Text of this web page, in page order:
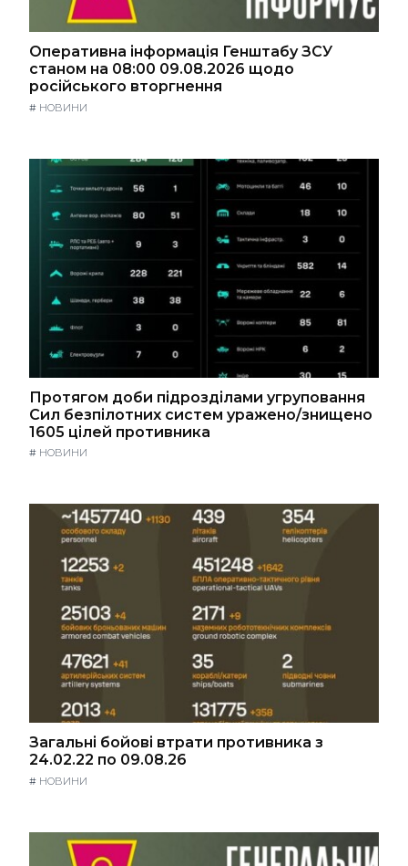
Оперативна інформація Генштабу ЗСУ
станом на 08:00 09.08.2026 щодо
російського вторгнення
# НОВИНИ
Протягом доби підрозділами угруповання
Сил безпілотних систем уражено/знищено
1605 цілей противника
# НОВИНИ
Загальні бойові втрати противника з
24.02.22 по 09.08.26
# НОВИНИ